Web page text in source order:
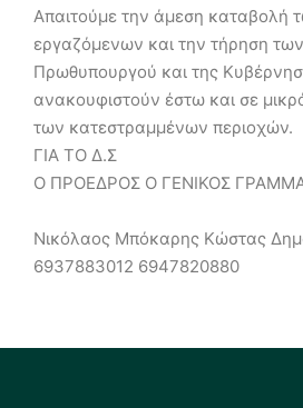
Απαιτούμε την άμεση καταβολή
εργαζόμενων και την τήρηση
Πρωθυπουργού και της
ανακουφιστούν έστω και σε
των κατεστραμμένων περιοχών.
ΓΙΑ ΤΟ Δ.Σ
Ο ΠΡΟΕΔΡΟΣ Ο ΓΕΝΙΚΟΣ
Νικόλαος Μπόκαρης Κώστας
6937883012 6947820880